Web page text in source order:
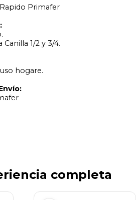
Primafer
1/2 y 3/4.
hogare.
completa